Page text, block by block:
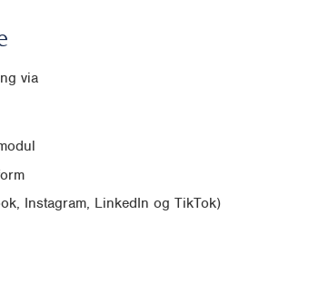
via
Instagram, LinkedIn og TikTok)